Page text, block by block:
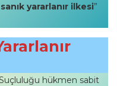
yararlanır ilkesi”
hükmen sabit